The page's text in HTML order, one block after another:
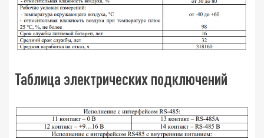
Таблица электрических подключений